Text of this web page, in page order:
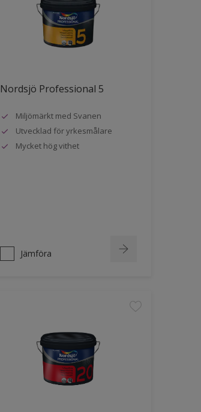
Nordsjö Professional 5
Miljömärkt med Svanen
Utvecklad för yrkesmålare
Mycket hög vithet
Jämföra